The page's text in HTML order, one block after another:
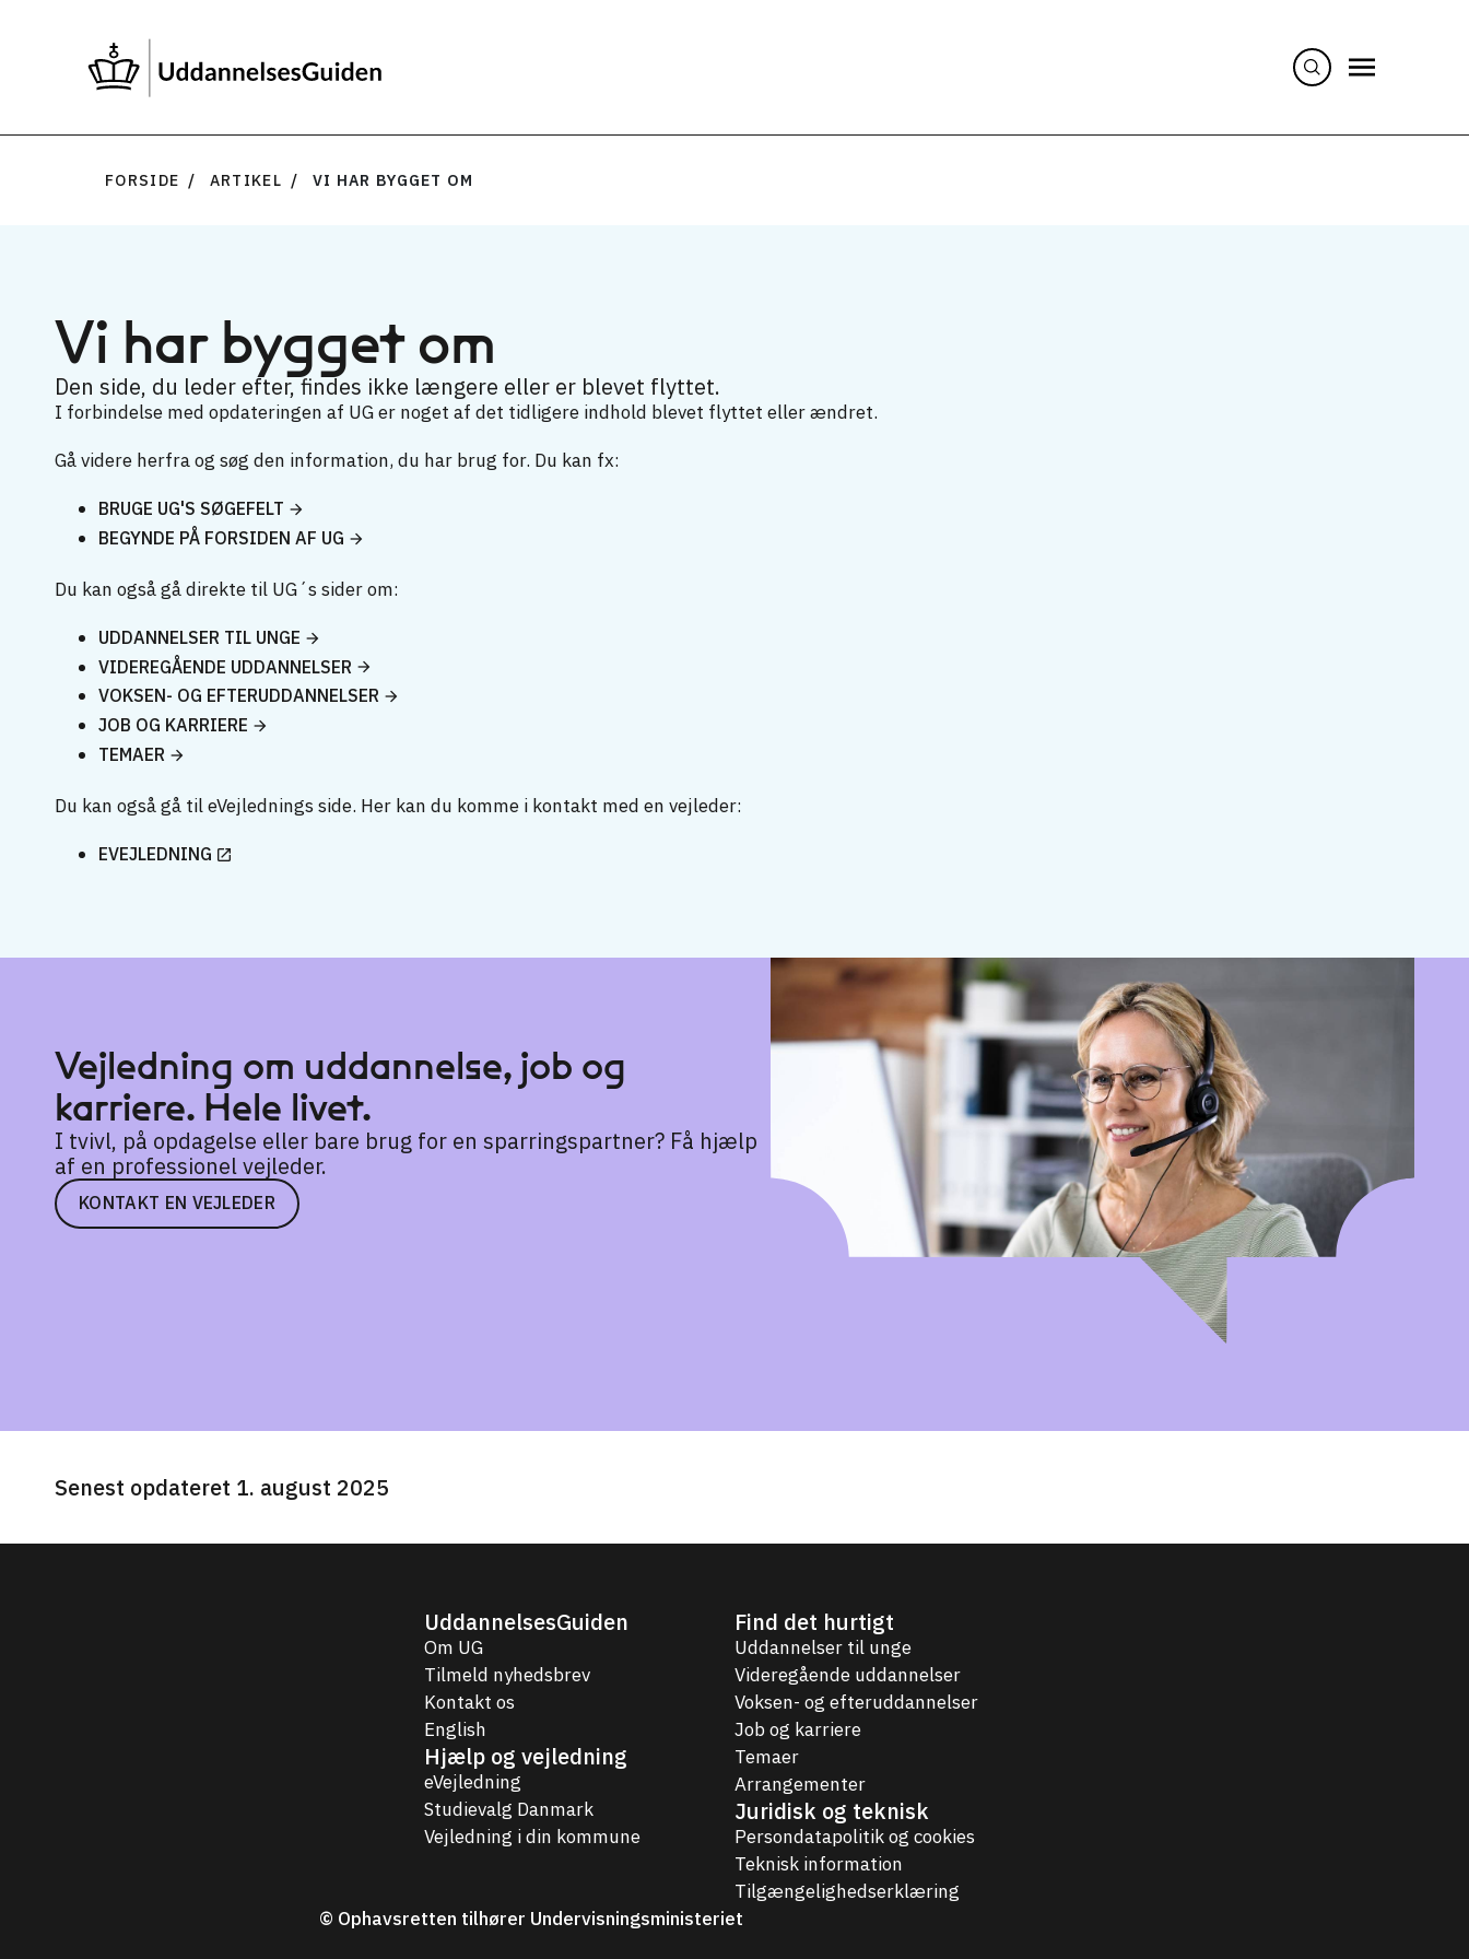
FORSIDE ARTIKEL VI HAR BYGGET OM
Vi har bygget om
Den side, du leder efter, findes ikke længere eller er blevet flyttet.
I forbindelse med opdateringen af UG er noget af det tidligere indhold blevet flyttet eller ændret.
Gå videre herfra og søg den information, du har brug for. Du kan fx:
BRUGE UG'S SØGEFELT
BEGYNDE PÅ FORSIDEN AF UG
Du kan også gå direkte til UG´s sider om:
UDDANNELSER TIL UNGE
VIDEREGÅENDE UDDANNELSER
VOKSEN- OG EFTERUDDANNELSER
JOB OG KARRIERE
TEMAER
Du kan også gå til eVejlednings side. Her kan du komme i kontakt med en vejleder:
EVEJLEDNING
Vejledning om uddannelse, job og
karriere. Hele livet.
I tvivl, på opdagelse eller bare brug for en sparringspartner? Få hjælp
af en professionel vejleder.
KONTAKT EN VEJLEDER
Senest opdateret 1. august 2025
UddannelsesGuiden
Om UG
Tilmeld nyhedsbrev
Kontakt os
English
Hjælp og vejledning
eVejledning
Studievalg Danmark
Vejledning i din kommune
Find det hurtigt
Uddannelser til unge
Videregående uddannelser
Voksen- og efteruddannelser
Job og karriere
Temaer
Arrangementer
Juridisk og teknisk
Persondatapolitik og cookies
Teknisk information
Tilgængelighedserklæring
© Ophavsretten tilhører Undervisningsministeriet